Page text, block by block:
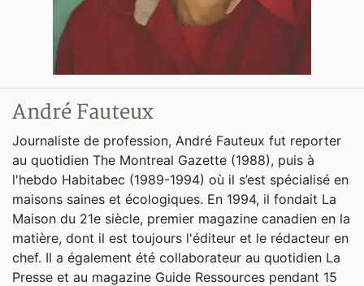
André Fauteux
Journaliste de profession, André Fauteux fut reporter
au quotidien The Montreal Gazette (1988), puis à
l'hebdo Habitabec (1989-1994) où il s’est spécialisé en
maisons saines et écologiques. En 1994, il fondait La
Maison du 21e siècle, premier magazine canadien en la
matière, dont il est toujours l'éditeur et le rédacteur en
chef. Il a également été collaborateur au quotidien La
Presse et au magazine Guide Ressources pendant 15